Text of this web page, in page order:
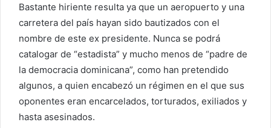
Bastante hiriente resulta ya que un aeropuerto y una
carretera del país hayan sido bautizados con el
nombre de este ex presidente. Nunca se podrá
catalogar de “estadista” y mucho menos de “padre de
la democracia dominicana”, como han pretendido
algunos, a quien encabezó un régimen en el que sus
oponentes eran encarcelados, torturados, exiliados y
hasta asesinados.